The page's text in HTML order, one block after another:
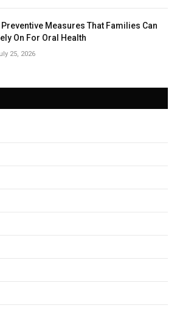
Preventive Measures That Families Can
On For Oral Health
25, 2026